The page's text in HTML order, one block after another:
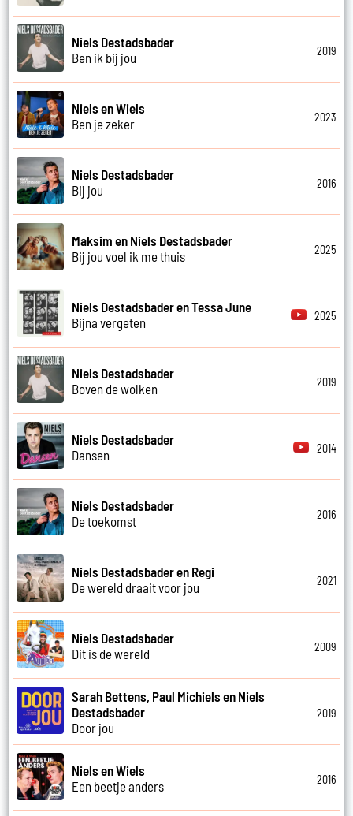
Niels Destadsbader
Ben ik bij jou
2019
Niels en Wiels
Ben je zeker
2023
Niels Destadsbader
Bij jou
2016
Maksim en Niels Destadsbader
Bij jou voel ik me thuis
2025
Niels Destadsbader en Tessa June
Bijna vergeten
2025
Niels Destadsbader
Boven de wolken
2019
Niels Destadsbader
Dansen
2014
Niels Destadsbader
De toekomst
2016
Niels Destadsbader en Regi
De wereld draait voor jou
2021
Niels Destadsbader
Dit is de wereld
2009
Sarah Bettens, Paul Michiels en Niels
Destadsbader
Door jou
2019
Niels en Wiels
Een beetje anders
2016